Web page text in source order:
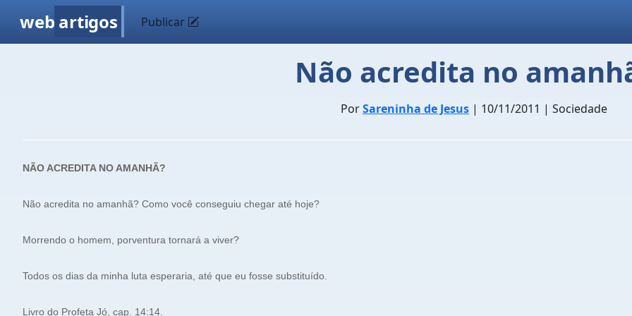
web artigos Publicar
Não acredita no
PorSareninha de Jesus | 10/11/2011 | Sociedade
NÃO ACREDITA NO AMANHÃ?
Não acredita no amanhã? Como você conseguiu chegar até hoje?
Morrendo o homem, porventura tornará a viver?
Todos os dias da minha luta esperaria, até que eu fosse substituído.
Livro do Profeta Jó, cap. 14:14.